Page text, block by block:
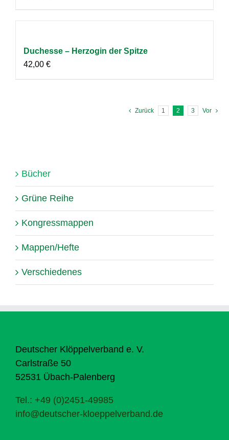
Duchesse – Herzogin der Spitze
42,00 €
Zurück 1 2 3 Vor
Bücher
Grüne Reihe
Kongressmappen
Mappen/Hefte
Verschiedenes
Deutscher Klöppelverband e. V.
Carlstraße 50
52531 Übach-Palenberg
Tel.: +49 (0)2451-49985
info@deutscher-kloeppelverband.de